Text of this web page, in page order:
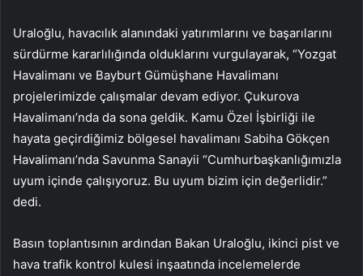
Uraloğlu, havacılık alanındaki yatırımlarını ve başarılarını
sürdürme kararlılığında olduklarını vurgulayarak, “Yozgat
Havalimanı ve Bayburt Gümüşhane Havalimanı
projelerimizde çalışmalar devam ediyor. Çukurova
Havalimanı’nda da sona geldik. Kamu Özel İşbirliği ile
hayata geçirdiğimiz bölgesel havalimanı Sabiha Gökçen
Havalimanı’nda Savunma Sanayii “Cumhurbaşkanlığımızla
uyum içinde çalışıyoruz. Bu uyum bizim için değerlidir.”
dedi.
Basın toplantısının ardından Bakan Uraloğlu, ikinci pist ve
hava trafik kontrol kulesi inşaatında incelemelerde